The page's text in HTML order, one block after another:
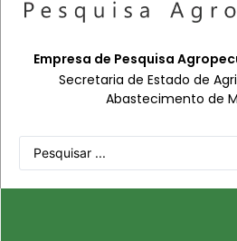
Empresa de Pesquisa
Secretaria de Estado de
Abastecimento de